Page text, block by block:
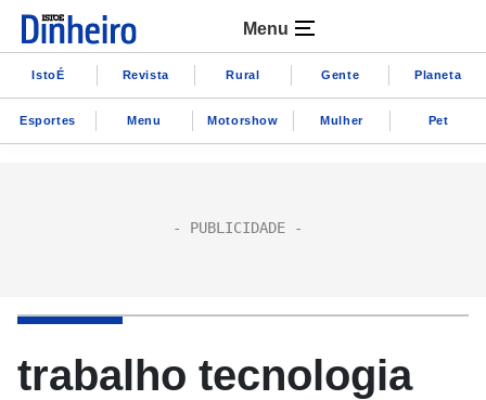
Menu
IstoÉ Revista Rural Gente Planeta
Esportes Menu Motorshow Mulher Pet
trabalho tecnologia